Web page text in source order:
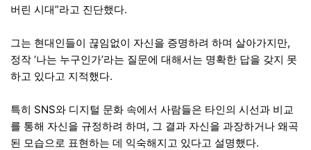
버린 시대”라고 진단했다.
그는 현대인들이 끊임없이 자신을 증명하려 하며 살아가지만,
정작 ‘나는 누구인가’라는 질문에 대해서는 명확한 답을 갖지 못
하고 있다고 지적했다.
특히 SNS와 디지털 문화 속에서 사람들은 타인의 시선과 비교
를 통해 자신을 규정하려 하며, 그 결과 자신을 과장하거나 왜곡
된 모습으로 표현하는 데 익숙해지고 있다고 설명했다.